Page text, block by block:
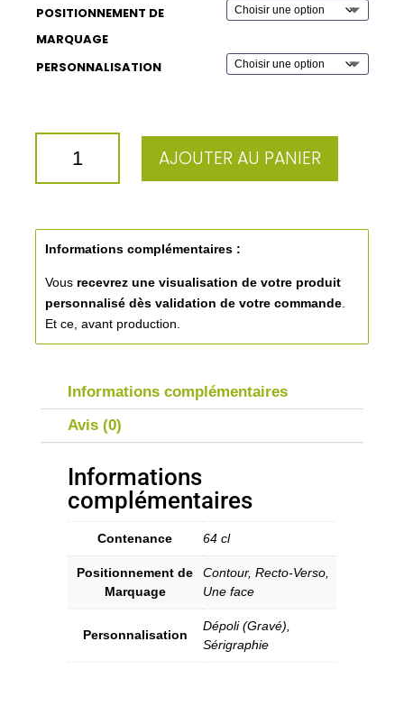
POSITIONNEMENT DE
MARQUAGE
PERSONNALISATION
CARAFE
PAROI
PERSONNALISER
64CL
AJOUTER AU PANIER
Informations complémentaires :
Vous recevrez une visualisation de votre produit
personnalisé dès validation de votre commande.
Et ce, avant production.
Informations complémentaires
Avis (0)
Informations
complémentaires
Contenance 64 cl
Positionnement de
Marquage
Contour, Recto-Verso,
Une face
Personnalisation
Dépoli (Gravé),
Sérigraphie